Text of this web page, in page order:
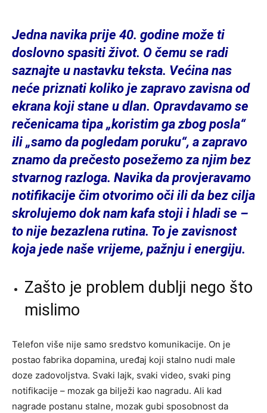
Jedna navika prije 40. godine može ti
doslovno spasiti život. O čemu se radi
saznajte u nastavku teksta. Većina nas
neće priznati koliko je zapravo zavisna od
ekrana koji stane u dlan. Opravdavamo se
rečenicama tipa „koristim ga zbog posla“
ili „samo da pogledam poruku“, a zapravo
znamo da prečesto posežemo za njim bez
stvarnog razloga. Navika da provjeravamo
notifikacije čim otvorimo oči ili da bez cilja
skrolujemo dok nam kafa stoji i hladi se –
to nije bezazlena rutina. To je zavisnost
koja jede naše vrijeme, pažnju i energiju.
Zašto je problem dublji nego što
mislimo
Telefon više nije samo sredstvo komunikacije. On je
postao fabrika dopamina, uređaj koji stalno nudi male
doze zadovoljstva. Svaki lajk, svaki video, svaki ping
notifikacije – mozak ga bilježi kao nagradu. Ali kad
nagrade postanu stalne, mozak gubi sposobnost da